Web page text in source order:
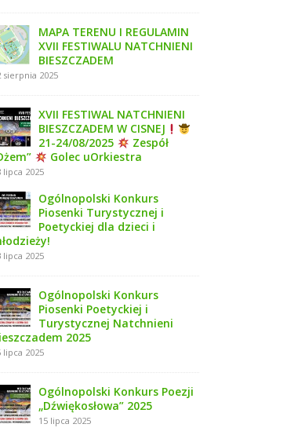
MAPA TERENU I REGULAMIN
XVII FESTIWALU NATCHNIENI
BIESZCZADEM
sierpnia 2025
XVII FESTIWAL NATCHNIENI
BIESZCZADEM W CISNEJ
21-24/08/2025
Zespół
Golec uOrkiestra
lipca 2025
Ogólnopolski Konkurs
Piosenki Turystycznej i
Poetyckiej dla dzieci i
lipca 2025
Ogólnopolski Konkurs
Piosenki Poetyckiej i
Turystycznej Natchnieni
2025
lipca 2025
Ogólnopolski Konkurs Poezji
„Dźwiękosłowa” 2025
15 lipca 2025